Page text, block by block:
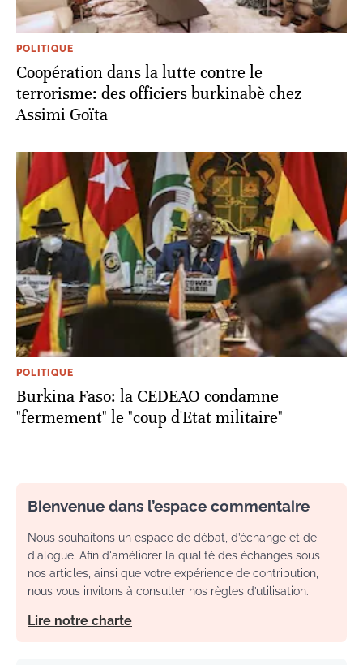
POLITIQUE
Coopération dans la lutte contre le
terrorisme: des officiers burkinabè chez
Assimi Goïta
POLITIQUE
Burkina Faso: la CEDEAO condamne
"fermement" le "coup d'Etat militaire"
Bienvenue dans l’espace commentaire
Nous souhaitons un espace de débat, d’échange et de
dialogue. Afin d'améliorer la qualité des échanges sous
nos articles, ainsi que votre expérience de contribution,
nous vous invitons à consulter nos règles d’utilisation.
Lire notre charte